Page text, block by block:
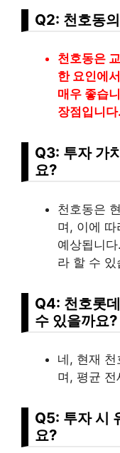
Q2: 천호동
천호동은
한 요인에
매우 좋습
장점입니다.
Q3: 투자 가
요?
천호동은
며, 이에 따
예상됩니
라 할 수 있
Q4: 천호롯
수 있을까요?
네, 현재
며, 평균
Q5: 투자 시
요?